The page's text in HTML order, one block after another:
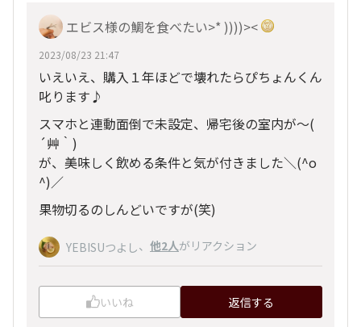
エビス様の鯛を食べたい>* ))))><
2023/08/23 21:47
いえいえ、購入１年ほどで壊れたらぴちょんくん
叱ります♪
スマホと連動面倒で未設定、帰宅後の室内が～(
´艸｀)
が、美味しく飲める条件と気が付きました＼(^o
^)／
果物切るのしんどいですが(笑)
YEBISUつよし、 他2人がリアクション
いいね 返信する